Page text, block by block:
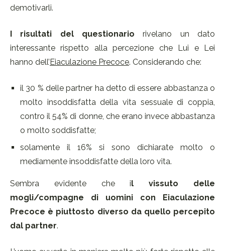
demotivarli.
I risultati del questionario rivelano un dato
interessante rispetto alla percezione che Lui e Lei
hanno dell’ Eiaculazione Precoce. Considerando che:
il 30 % delle partner ha detto di essere abbastanza o
molto insoddisfatta della vita sessuale di coppia,
contro il 54% di donne, che erano invece abbastanza
o molto soddisfatte;
solamente il 16% si sono dichiarate molto o
mediamente insoddisfatte della loro vita.
Sembra evidente che il vissuto delle
mogli/compagne di uomini con Eiaculazione
Precoce è piuttosto diverso da quello percepito
dal partner.